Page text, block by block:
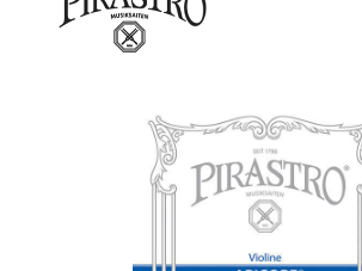
Bildergalerie überspringen